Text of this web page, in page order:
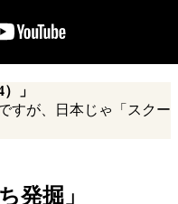
」
すが、日本じゃ「スクー
発掘」